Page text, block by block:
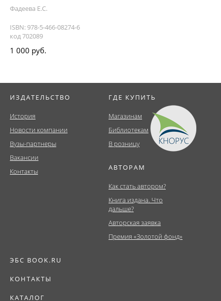
Фадеева Е.С.
ISBN: 978-5-466-08274-6
код 702089
1 000 руб.
ИЗДАТЕЛЬСТВО
История
Новости компании
Вузы-партнеры
Вакансии
Контакты
ГДЕ КУПИТЬ
Магазинам
Библиотекам
В розницу
АВТОРАМ
Как стать автором?
Книга издана. Что
дальше?
Авторская заявка
Премия «Золотой фонд»
ЭБС BOOK.RU
КОНТАКТЫ
КАТАЛОГ